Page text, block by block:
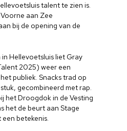
talent te zien is.
aan Zee
bij de opening van de
Hellevoetsluis liet Gray
2025) weer een
publiek. Snacks trad op
gecombineerd met rap.
het Droogdok in de Vesting
het de beurt aan Stage
een betekenis.